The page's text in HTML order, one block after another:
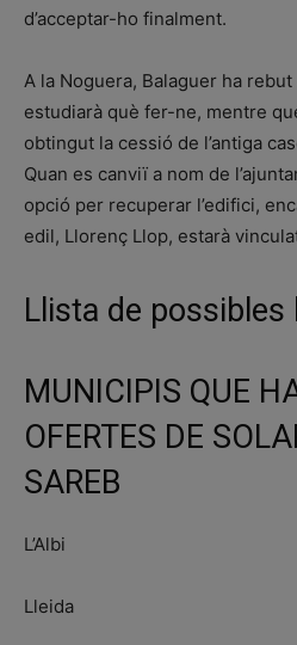
d’acceptar-ho finalment.
A la Noguera, Balaguer ha
estudiarà què fer-ne, mentre
obtingut la cessió de l’antiga
Quan es canviï a nom de
opció per recuperar l’edifici,
edil, Llorenç Llop, estarà
Llista de possibles
MUNICIPIS QUE
OFERTES DE
SAREB
L’Albi
Lleida